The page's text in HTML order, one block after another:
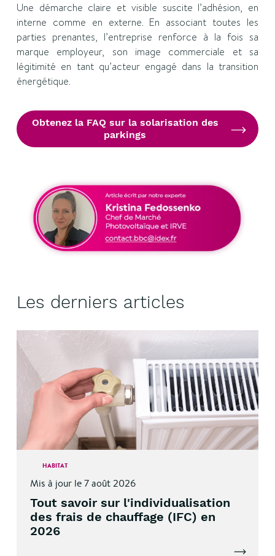
Une démarche claire et visible suscite l’adhésion, en
interne comme en externe. En associant toutes les
parties prenantes, l’entreprise renforce à la fois sa
marque employeur, son image commerciale et sa
légitimité en tant qu’acteur engagé dans la transition
énergétique.
Obtenez la FAQ sur la solarisation des
parkings
Les derniers articles
HABITAT
Mis à jour le 7 août 2026
Tout savoir sur l'individualisation
des frais de chauffage (IFC) en
2026
Lire